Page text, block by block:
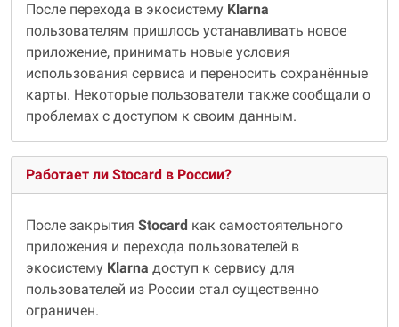
После перехода в экосистему Klarna
пользователям пришлось устанавливать новое
приложение, принимать новые условия
использования сервиса и переносить сохранённые
карты. Некоторые пользователи также сообщали о
проблемах с доступом к своим данным.
Работает ли Stocard в России?
После закрытия Stocard как самостоятельного
приложения и перехода пользователей в
экосистему Klarna доступ к сервису для
пользователей из России стал существенно
ограничен.